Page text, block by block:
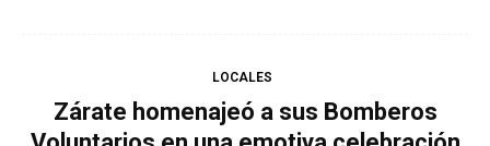
LOCALES
Zárate homenajeó a sus Bomberos